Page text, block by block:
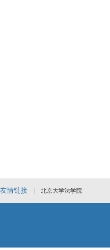
友情链接 | 北京大学法学院